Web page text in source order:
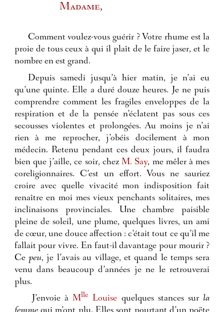
Madame,
Comment voulez-vous guérir ? Votre rhume est la
proie de tous ceux à qui il plaît de le faire jaser, et le
nombre en est grand.
Depuis samedi jusqu’à hier matin, je n’ai eu
qu’une quinte. Elle a duré douze heures. Je ne puis
comprendre comment les fragiles enveloppes de la
respiration et de la pensée n’éclatent pas sous ces
secousses violentes et prolongées. Au moins je n’ai
rien à me reprocher, j’obéis docilement à mon
médecin. Retenu pendant ces deux jours, il faudra
bien que j’aille, ce soir, chezM. Say, me mêler à mes
coreligionnaires. C’est un effort. Vous ne sauriez
croire avec quelle vivacité mon indisposition fait
renaître en moi mes vieux penchants solitaires, mes
inclinaisons provinciales. Une chambre paisible
pleine de soleil, une plume, quelques livres, un ami
de cœur, une douce affection : c’était tout ce qu’il me
fallait pour vivre. En faut-il davantage pour mourir ?
Cepeu, je l’avais au village, et quand le temps sera
venu dans beaucoup d’années je ne le retrouverai
plus.
J’envoie àMlle Louise quelques stances sur la